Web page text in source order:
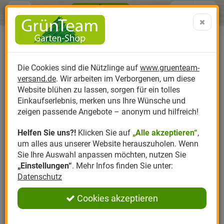
Produktkatalog
Anzucht
Dünger
Erde
Kompost
Pflanzenstärkung
Nützlinge Nützlinge gegen
Nützlingsarten
Nützlingsförderung
Nützlingszubehör
Hersteller
Biplantol
Felco
Gloria
Greenfield
Romberg
Themenwelt
Gemüsegarten
Rasen
Rosen
Ziergarten
Kräutergarten
Ratgeber
Aktuelle Themen
Schädlinge aktuell
Angebote
Sparsets / Set-
Angebote
0 ARTIKEL IM WARENKORB
Ergebnisse () Fertig
Menü Search
Die Cookies sind die Nützlinge auf www.gruenteam-
versand.de. Wir arbeiten im Verborgenen, um diese
Website blühen zu lassen, sorgen für ein tolles
Einkaufserlebnis, merken uns Ihre Wünsche und
zeigen passende Angebote – anonym und hilfreich!
Helfen Sie uns?! Klicken Sie auf „Alle akzeptieren“,
um alles aus unserer Website herauszuholen. Wenn
Sie Ihre Auswahl anpassen möchten, nutzen Sie
„Einstellungen“. Mehr Infos finden Sie unter:
Datenschutz
Cookies akzeptieren